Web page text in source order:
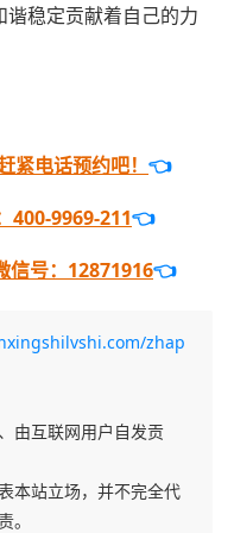
稳定贡献着自己的力
紧电话预约吧！ 👈
400-9969-211👈
信号：12871916👈
zhap
由互联网用户自发贡
本站立场，并不完全代
。